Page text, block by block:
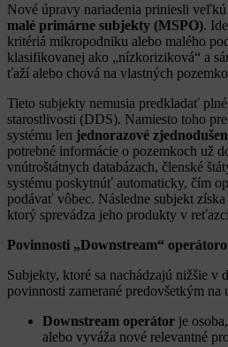
Nové úpravy nariadenia priniesli
malé primárne subjekty (MSPO).
kritériá mikropodniku alebo malého
klasifikovanej ako „nízkoriziková“ a
ťaží alebo chová na vlastných
Tieto subjekty nemusia predkladať
starostlivosti (DDS). Namiesto toho
systému len jednorazové
potrebné informácie o pozemkoch už
vnútroštátnych databázach, členské
systému poskytnúť automaticky, čím
podávať vôbec. Následne subjekt
ktorý sprevádza jeho produkty v
Povinnosti „Downstream“
Subjekty, ktoré sa nachádzajú nižšie v
povinnosti zamerané predovšetkým
Downstream operátor je
alebo vyváža nové relevantné